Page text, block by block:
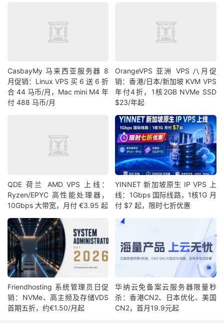
CasbayMy 马来西亚服务器 8
月促销：Linux VPS 买 6 送 6 折
合 44 马币/月，Mac mini M4 年
付 488 马币/月
OrangeVPS 亚洲 VPS 八月促
销：香港/日本/新加坡 KVM VPS
年付4折，1核2GB NVMe SSD
$23/年起
QDE 荷兰 AMD VPS 上线：
Ryzen/EPYC 高性能处理器，
10Gbps 大带宽，月付 €3.95 起
YINNET 新加坡原生 IP VPS 上
线：1Gbps 国际线路，1核1G 月
付 $7 起，限时七折优惠
Friendhosting 系统管理员日促
销：NVMe、高主频及存储VDS
首期五折，约€1.50/月起
华纳云免备案云服务器限量秒
杀：香港CN2、日本优化、美国
CN2，首月19.9元起